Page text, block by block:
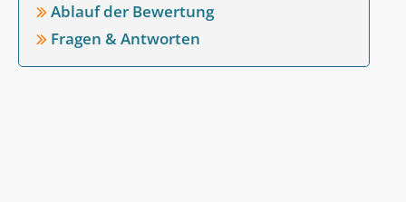
Ablauf der Bewertung
Fragen & Antworten